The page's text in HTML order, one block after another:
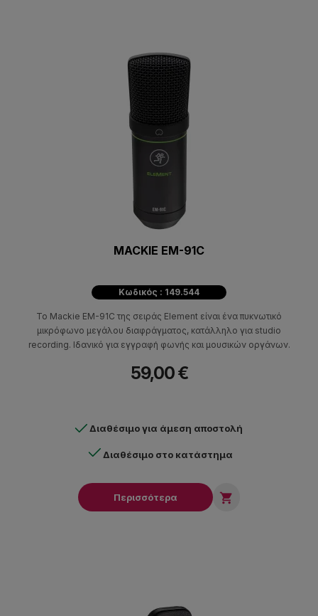
MACKIE EM-91C
Κωδικός : 149.544
Το Mackie EM-91C της σειράς Element είναι ένα πυκνωτικό
μικρόφωνο μεγάλου διαφράγματος, κατάλληλο για studio
recording. Ιδανικό για εγγραφή φωνής και μουσικών οργάνων.
59,00 €
Διαθέσιμο για άμεση αποστολή
Διαθέσιμο στο κατάστημα
Περισσότερα 